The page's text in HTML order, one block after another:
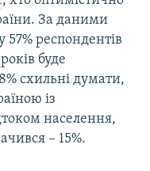
За даними
57% респондентів
буде
схильні думати,
із
населення,
– 15%.